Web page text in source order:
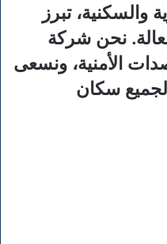
والسكنية، تبرز
نحن شركة
الأمنية، ونسعى
لجميع سكان